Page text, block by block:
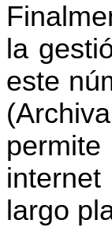
la
este
largo